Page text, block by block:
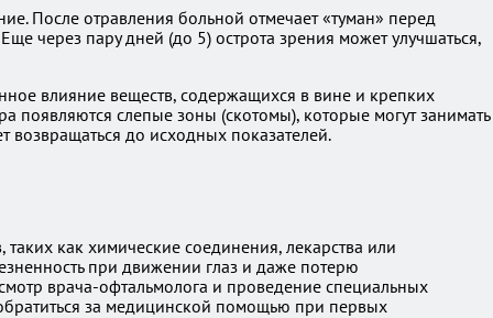
После отравления больной отмечает «туман» перед
через пару дней (до 5) острота зрения может улучшаться,
влияние веществ, содержащихся в вине и крепких
появляются слепые зоны (скотомы), которые могут занимать
возвращаться до исходных показателей.
как химические соединения, лекарства или
при движении глаз и даже потерю
врача-офтальмолога и проведение специальных
за медицинской помощью при первых